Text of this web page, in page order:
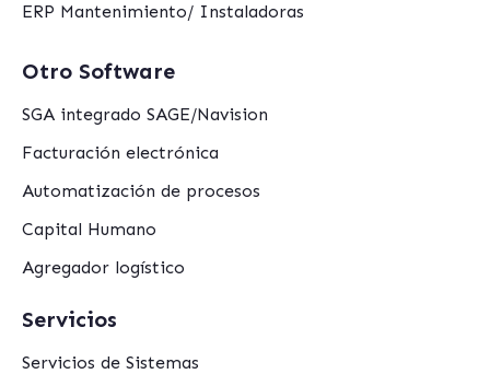
ERP Mantenimiento/ Instaladoras
Otro Software
SGA integrado SAGE/Navision
Facturación electrónica
Automatización de procesos
Capital Humano
Agregador logístico
Servicios
Servicios de Sistemas